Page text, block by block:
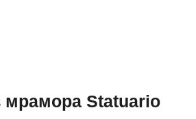
мрамора Statuario